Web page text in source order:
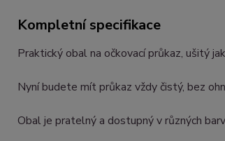
Kompletní specifikace
Praktický obal na očkovací průkaz, ušitý
Nyní budete mít průkaz vždy čistý, bez
Obal je pratelný a dostupný v různých